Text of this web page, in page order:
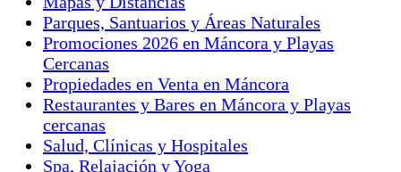
Parques, Santuarios y Áreas Naturales
Promociones 2026 en Máncora y Playas
Cercanas
Propiedades en Venta en Máncora
Restaurantes y Bares en Máncora y Playas
cercanas
Salud, Clínicas y Hospitales
Spa, Relajación y Yoga